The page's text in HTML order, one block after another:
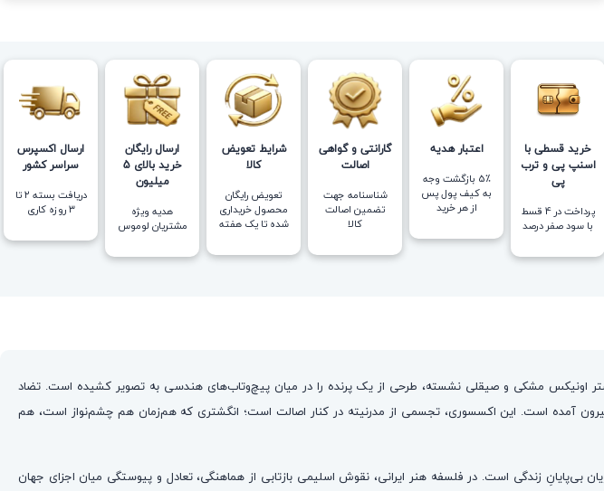
خرید قسطی با
اسنپ پی و ترب
پی
پرداخت در 4 قسط
با سود صفر درصد
اعتبار هدیه
5٪ بازگشت وجه
به کیف پول پس
از هر خرید
گارانتی و گواهی
اصالت
شناسنامه جهت
تضمین اصالت
کالا
شرایط تعویض
کالا
تعویض رایگان
محصول خریداری
شده تا یک هفته
ارسال رایگان
خرید بالای 5
میلیون
هدیه ویژه
مشتریان لوموس
ارسال اکسپرس
سراسر کشور
دریافت بسته ۲ تا
۳ روزه کاری
ظرافت در دل شب است. ورق طلای ۲۴ عیار که با مهارتی بی‌نظیر بر بستر اونیکس مشکی و صیقلی نشسته، طرحی از یک پرنده را در میان پیچ‌وتاب‌های هندسی به تصویر کشیده است. تضاد
آمده است. این اکسسوری، تجسمی از مدرنیته در کنار اصالت است؛ انگشتری که هم‌زمان هم چشم‌نواز است، هم
زندگی است. در فلسفه هنر ایرانی، نقوش اسلیمی بازتابی از هماهنگی، تعادل و پیوستگی میان اجزای جهان